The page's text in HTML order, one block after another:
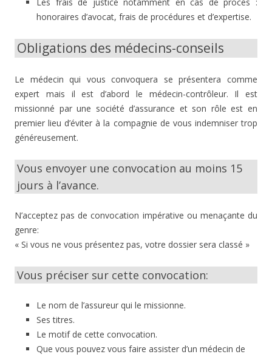
honoraires d’avocat, frais de procédures et d’expertise.
Obligations des médecins-conseils
Le médecin qui vous convoquera se présentera comme
expert mais il est d’abord le médecin-contrôleur. Il est
missionné par une société d’assurance et son rôle est en
premier lieu d’éviter à la compagnie de vous indemniser trop
généreusement.
Vous envoyer une convocation au moins 15
jours à l’avance.
N’acceptez pas de convocation impérative ou menaçante du
genre:
« Si vous ne vous présentez pas, votre dossier sera classé »
Vous préciser sur cette convocation:
Le nom de l’assureur qui le missionne.
Ses titres.
Le motif de cette convocation.
Que vous pouvez vous faire assister d’un médecin de